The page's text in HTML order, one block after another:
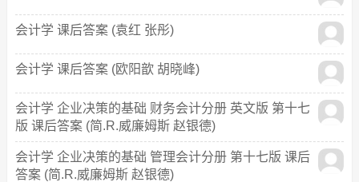
会计学 课后答案 (袁红 张彤)
会计学 课后答案 (欧阳歆 胡晓峰)
会计学 企业决策的基础 财务会计分册 英文版 第十七
版 课后答案 (简.R.威廉姆斯 赵银德)
会计学 企业决策的基础 管理会计分册 第十七版 课后
答案 (简.R.威廉姆斯 赵银德)